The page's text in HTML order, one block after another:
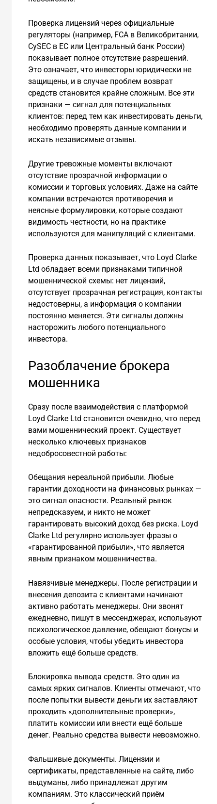
Проверка лицензий через официальные
регуляторы (например, FCA в Великобритании,
CySEC в ЕС или Центральный банк России)
показывает полное отсутствие разрешений.
Это означает, что инвесторы юридически не
защищены, и в случае проблем возврат
средств становится крайне сложным. Все эти
признаки — сигнал для потенциальных
клиентов: перед тем как инвестировать деньги,
необходимо проверять данные компании и
искать независимые отзывы.
Другие тревожные моменты включают
отсутствие прозрачной информации о
комиссии и торговых условиях. Даже на сайте
компании встречаются противоречия и
неясные формулировки, которые создают
видимость честности, но на практике
используются для манипуляций с клиентами.
Проверка данных показывает, что Loyd Clarke
Ltd обладает всеми признаками типичной
мошеннической схемы: нет лицензий,
отсутствует прозрачная регистрация, контакты
недостоверны, а информация о компании
постоянно меняется. Эти сигналы должны
насторожить любого потенциального
инвестора.
Разоблачение брокера
мошенника
Сразу после взаимодействия с платформой
Loyd Clarke Ltd становится очевидно, что перед
вами мошеннический проект. Существует
несколько ключевых признаков
недобросовестной работы:
Обещания нереальной прибыли. Любые
гарантии доходности на финансовых рынках —
это сигнал опасности. Реальный рынок
непредсказуем, и никто не может
гарантировать высокий доход без риска. Loyd
Clarke Ltd регулярно использует фразы о
«гарантированной прибыли», что является
явным признаком мошенничества.
Навязчивые менеджеры. После регистрации и
внесения депозита с клиентами начинают
активно работать менеджеры. Они звонят
ежедневно, пишут в мессенджерах, используют
психологическое давление, обещают бонусы и
особые условия, чтобы убедить инвестора
вложить ещё больше средств.
Блокировка вывода средств. Это один из
самых ярких сигналов. Клиенты отмечают, что
после попытки вывести деньги их заставляют
проходить «дополнительные проверки»,
платить комиссии или внести ещё больше
денег. Реально средства вывести невозможно.
Фальшивые документы. Лицензии и
сертификаты, представленные на сайте, либо
выдуманы, либо принадлежат другим
компаниям. Это классический приём